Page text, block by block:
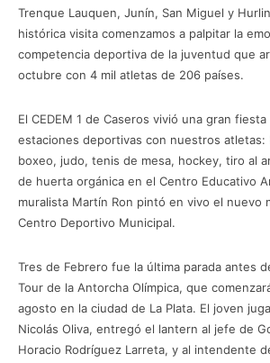
Trenque Lauquen, Junín, San Miguel y
histórica visita comenzamos a palpitar la
competencia deportiva de la juventud que
octubre con 4 mil atletas de 206 países.
El CEDEM 1 de Caseros vivió una gran
estaciones deportivas con nuestros
boxeo, judo, tenis de mesa, hockey, tiro al
de huerta orgánica en el Centro Educativo
muralista Martín Ron pintó en vivo el nuevo
Centro Deportivo Municipal.
Tres de Febrero fue la última parada antes
Tour de la Antorcha Olímpica, que
agosto en la ciudad de La Plata. El joven
Nicolás Oliva, entregó el lantern al jefe de
Horacio Rodríguez Larreta, y al intendente